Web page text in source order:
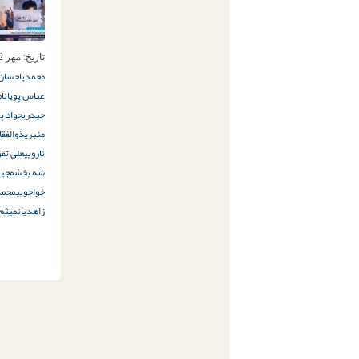
تاریخ: مهر 12ام, 1401
محمدی
عباس پویان
حیدریجواد
منبری
ناروییعلی
شه‌ بخش
خواجویی
زاهدیان